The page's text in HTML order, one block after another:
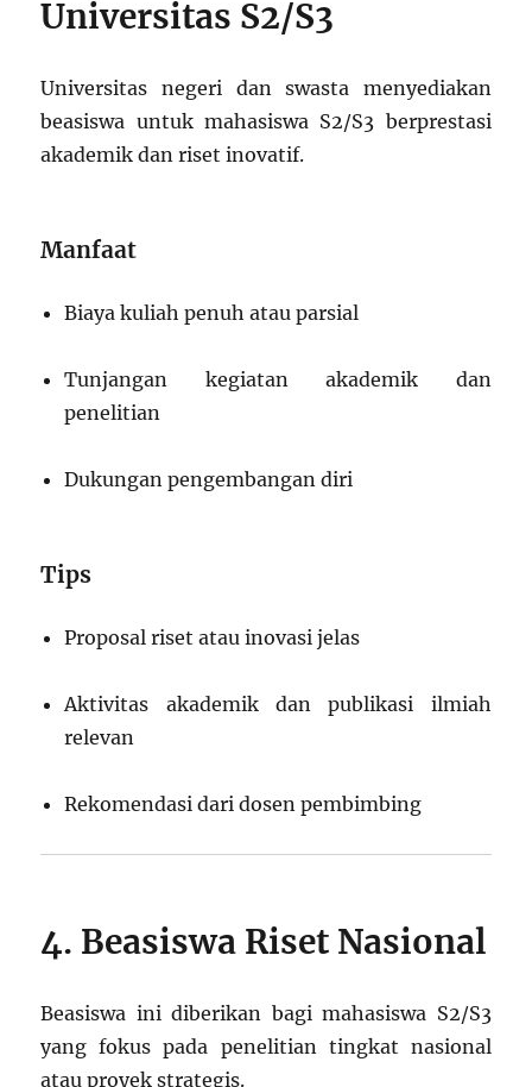
Universitas S2/S3
Universitas negeri dan swasta menyediakan
beasiswa untuk mahasiswa S2/S3 berprestasi
akademik dan riset inovatif.
Manfaat
Biaya kuliah penuh atau parsial
Tunjangan kegiatan akademik dan
penelitian
Dukungan pengembangan diri
Tips
Proposal riset atau inovasi jelas
Aktivitas akademik dan publikasi ilmiah
relevan
Rekomendasi dari dosen pembimbing
4. Beasiswa Riset Nasional
Beasiswa ini diberikan bagi mahasiswa S2/S3
yang fokus pada penelitian tingkat nasional
atau proyek strategis.